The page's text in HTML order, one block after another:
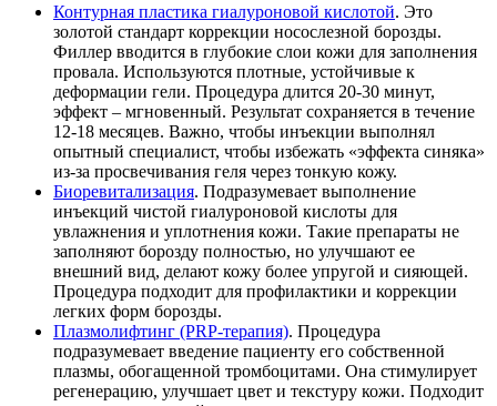
Контурная пластика гиалуроновой кислотой. Это
золотой стандарт коррекции носослезной борозды.
Филлер вводится в глубокие слои кожи для заполнения
провала. Используются плотные, устойчивые к
деформации гели. Процедура длится 20-30 минут,
эффект – мгновенный. Результат сохраняется в течение
12-18 месяцев. Важно, чтобы инъекции выполнял
опытный специалист, чтобы избежать «эффекта синяка»
из-за просвечивания геля через тонкую кожу.
Биоревитализация. Подразумевает выполнение
инъекций чистой гиалуроновой кислоты для
увлажнения и уплотнения кожи. Такие препараты не
заполняют борозду полностью, но улучшают ее
внешний вид, делают кожу более упругой и сияющей.
Процедура подходит для профилактики и коррекции
легких форм борозды.
Плазмолифтинг (PRP-терапия). Процедура
подразумевает введение пациенту его собственной
плазмы, обогащенной тромбоцитами. Она стимулирует
регенерацию, улучшает цвет и текстуру кожи. Подходит